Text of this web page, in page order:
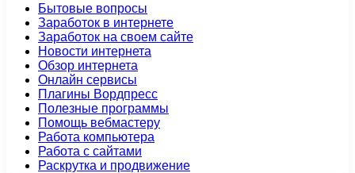
Бытовые вопросы
Заработок в интернете
Заработок на своем сайте
Новости интернета
Обзор интернета
Онлайн сервисы
Плагины Вордпресс
Полезные программы
Помощь вебмастеру
Работа компьютера
Работа с сайтами
Раскрутка и продвижение